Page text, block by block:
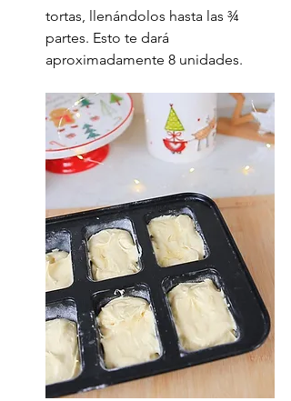
tortas, llenándolos hasta las ¾
partes. Esto te dará
aproximadamente 8 unidades.